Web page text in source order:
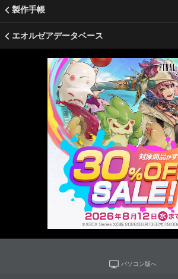
製作手帳
エオルゼアデータベース
パソコン版へ